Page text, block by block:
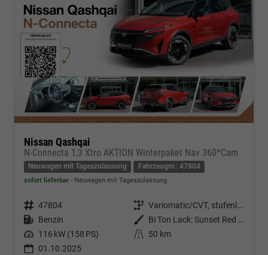
Nissan Qashqai
N-Connecta 1,3 Xtro AKTION Winterpaket Nav 360*Cam
Neuwagen mit Tageszulassung Fahrzeugnr.: 47804
sofort lieferbar Neuwagen mit Tageszulassung
Fahrzeugnr. 47804 Getriebe
Variomatic/CVT, stufenlos
Kraftstoff Benzin Außenfarbe
Bi Ton Lack: Sunset Red (NBV) mit Dachfarbe Black Metallic (Z11)
Leistung 116 kW (158 PS) Kilometerstand
50 km
01.10.2025